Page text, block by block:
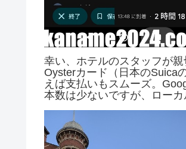
幸い、ホテルのスタッフが
Oysterカード（日本のSuica
えば支払いもスムーズ。
本数は少ないですが、ロー